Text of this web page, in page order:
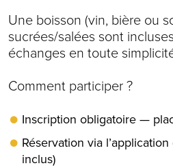
Une boisson (vin, bière ou
sucrées/salées sont
échanges en toute
Comment participer ?
Inscription obligatoire —
Réservation via
inclus)